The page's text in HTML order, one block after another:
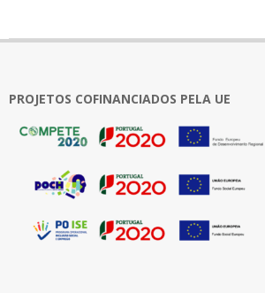
02
PROJETOS COFINANCIADOS PELA UE